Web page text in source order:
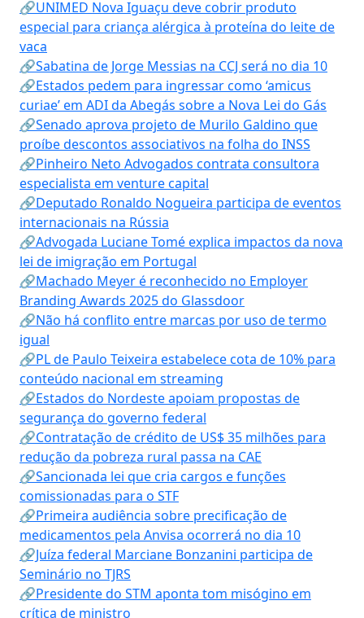
🔗UNIMED Nova Iguaçu deve cobrir produto
especial para criança alérgica à proteína do leite de
vaca
🔗Sabatina de Jorge Messias na CCJ será no dia 10
🔗Estados pedem para ingressar como ‘amicus
curiae’ em ADI da Abegás sobre a Nova Lei do Gás
🔗Senado aprova projeto de Murilo Galdino que
proíbe descontos associativos na folha do INSS
🔗Pinheiro Neto Advogados contrata consultora
especialista em venture capital
🔗Deputado Ronaldo Nogueira participa de eventos
internacionais na Rússia
🔗Advogada Luciane Tomé explica impactos da nova
lei de imigração em Portugal
🔗Machado Meyer é reconhecido no Employer
Branding Awards 2025 do Glassdoor
🔗Não há conflito entre marcas por uso de termo
igual
🔗PL de Paulo Teixeira estabelece cota de 10% para
conteúdo nacional em streaming
🔗Estados do Nordeste apoiam propostas de
segurança do governo federal
🔗Contratação de crédito de US$ 35 milhões para
redução da pobreza rural passa na CAE
🔗Sancionada lei que cria cargos e funções
comissionadas para o STF
🔗Primeira audiência sobre precificação de
medicamentos pela Anvisa ocorrerá no dia 10
🔗Juíza federal Marciane Bonzanini participa de
Seminário no TJRS
🔗Presidente do STM aponta tom misógino em
crítica de ministro